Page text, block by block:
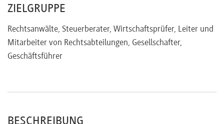
Einfluss der Prospekthaftung
ZIELGRUPPE
Rechtsanwälte, Steuerberater, Wirtschaftsprüfer, Leiter und
Mitarbeiter von Rechtsabteilungen, Gesellschafter,
Geschäftsführer
BESCHREIBUNG